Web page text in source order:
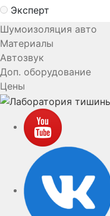
Эксперт
Шумоизоляция авто
Материалы
Автозвук
Доп. оборудование
Цены